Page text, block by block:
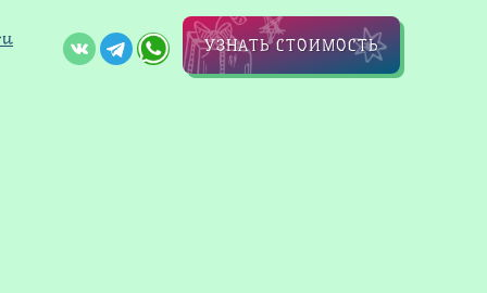
УЗНАТЬ СТОИМОСТЬ